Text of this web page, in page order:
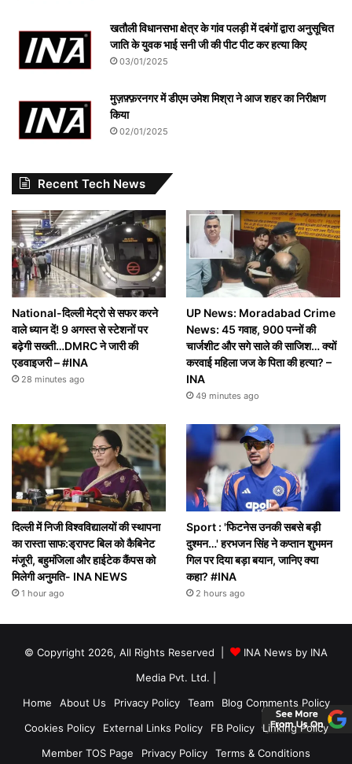
खतौली विधानसभा क्षेत्र के गांव पलड़ी में दबंगों द्वारा अनुसूचित
जाति के युवक भाई सनी जी की पीट पीट कर हत्या किए
03/01/2025
मुज़फ़्फ़रनगर में डीएम उमेश मिश्रा ने आज शहर का निरीक्षण
किया
02/01/2025
Recent Tech News
National-दिल्ली मेट्रो से सफर करने
वाले ध्यान दें! 9 अगस्त से स्टेशनों पर
बढ़ेगी सख्ती…DMRC ने जारी की
एडवाइजरी – #INA
28 minutes ago
UP News: Moradabad Crime
News: 45 गवाह, 900 पन्नों की
चार्जशीट और सगे साले की साजिश… क्यों
करवाई महिला जज के पिता की हत्या? –
INA
49 minutes ago
दिल्ली में निजी विश्वविद्यालयों की स्थापना
का रास्ता साफ:ड्राफ्ट बिल को कैबिनेट
मंजूरी, बहुमंजिला और हाईटेक कैंपस को
मिलेगी अनुमति- INA NEWS
1 hour ago
Sport : 'फिटनेस उनकी सबसे बड़ी
दुश्मन…' हरभजन सिंह ने कप्तान शुभमन
गिल पर दिया बड़ा बयान, जानिए क्या
कहा? #INA
2 hours ago
© Copyright 2026, All Rights Reserved |
INA News by INA
Media Pvt. Ltd.
Home
About Us Privacy Policy Team
Blog Comments Policy
Cookies Policy
External Links Policy FB Policy
Linking Policy
Member TOS Page
Privacy Policy Terms & Conditions